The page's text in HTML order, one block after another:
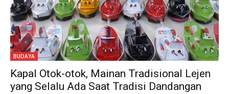
BUDAYA
Kapal Otok-otok, Mainan Tradisional Lejen
yang Selalu Ada Saat Tradisi Dandangan